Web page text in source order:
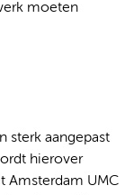
moeten
sterk aangepast
hierover
Amsterdam UMC